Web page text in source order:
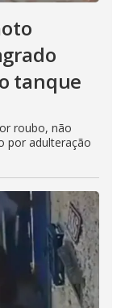
tanque
roubo, não
por adulteração